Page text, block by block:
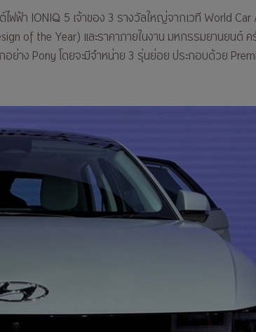
ฟฟ้า IONIQ 5 เจ้าของ 3 รางวัลใหญ่จากเวที World
of the Year) และราคาภายในงาน มหกรรมยานยนต์
าง Pony โดยจะมีจำหน่าย 3 รุ่นย่อย ประกอบด้วย